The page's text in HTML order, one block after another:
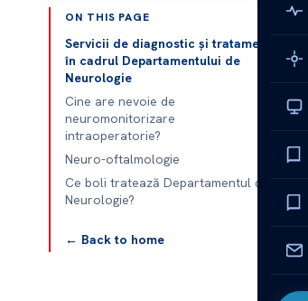
ON THIS PAGE
Servicii de diagnostic și tratament
în cadrul Departamentului de
Neurologie
Cine are nevoie de
neuromonitorizare
intraoperatorie?
Neuro-oftalmologie
Ce boli tratează Departamentul de
Neurologie?
← Back to home